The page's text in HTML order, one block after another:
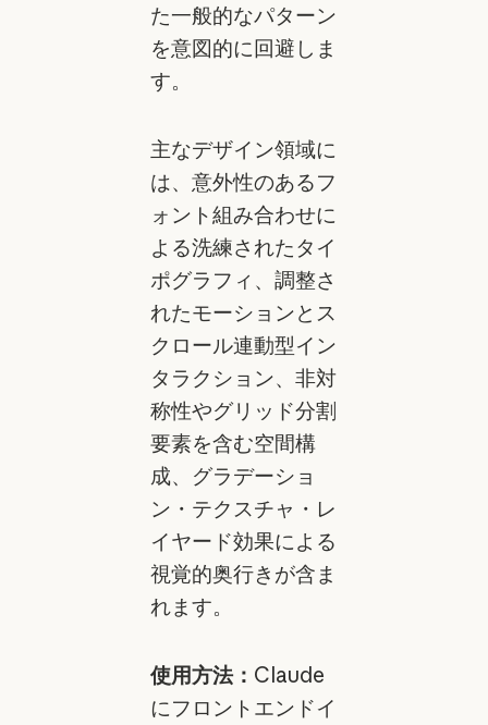
た一般的なパターン
を意図的に回避しま
す。
主なデザイン領域に
は、意外性のあるフ
ォント組み合わせに
よる洗練されたタイ
ポグラフィ、調整さ
れたモーションとス
クロール連動型イン
タラクション、非対
称性やグリッド分割
要素を含む空間構
成、グラデーショ
ン・テクスチャ・レ
イヤード効果による
視覚的奥行きが含ま
れます。
使用方法： Claude
にフロントエンドイ